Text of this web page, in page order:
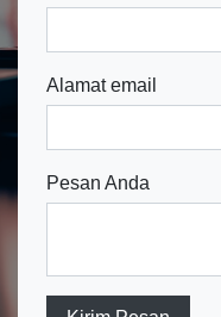
Alamat email
Pesan Anda